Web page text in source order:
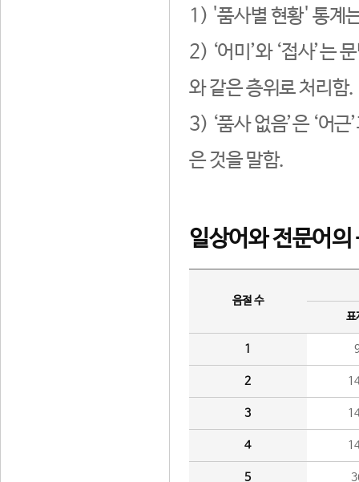
1) '품사별 현황' 통계
2) ‘어미’와 ‘접사’는
와 같은 층위로 처리함.
3) ‘품사 없음’은 ‘어
은 것을 말함.
일상어와 전문어의
음절 수
표
1
2
3
4
5